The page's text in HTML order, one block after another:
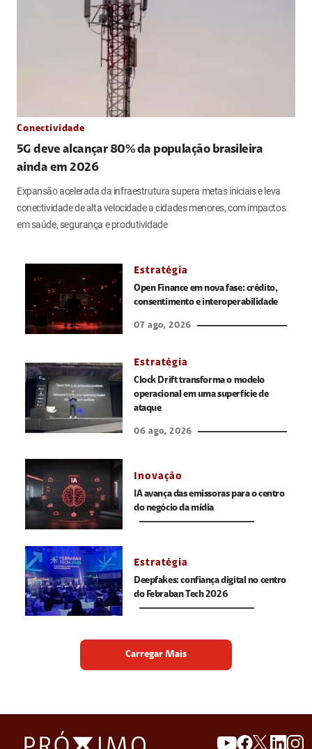
Conectividade
5G deve alcançar 80% da população brasileira
ainda em 2026
Expansão acelerada da infraestrutura supera metas iniciais e leva
conectividade de alta velocidade a cidades menores, com impactos
em saúde, segurança e produtividade
Estratégia
Open Finance em nova fase: crédito,
consentimento e interoperabilidade
07 ago, 2026
Estratégia
Clock Drift transforma o modelo
operacional em uma superfície de
ataque
06 ago, 2026
Inovação
IA avança das emissoras para o centro
do negócio da mídia
Estratégia
Deepfakes: confiança digital no centro
do Febraban Tech 2026
Carregar Mais